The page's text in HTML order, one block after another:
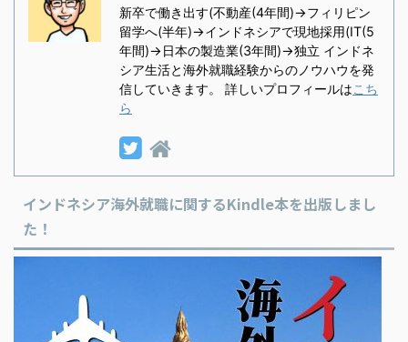
新卒で働き出す(不動産(4年間)→フィリピン
留学へ(半年)→インドネシアで現地採用(IT(5
年間)→日本の製造業(3年間)→独立 インドネ
シア生活と海外就職経験からのノウハウを発
信していきます。 詳しいプロフィールはこち
ら
インドネシア海外就職に関するKindle本を出版しまし
た！